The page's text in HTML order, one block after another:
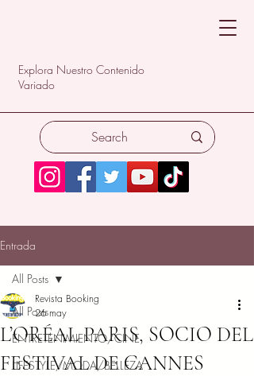
Explora Nuestro Contenido
Variado
Entrada
All Posts
ENTRETENIMIENTO/CINE
LIFESTYLE/MODA/BELLEZA
All Posts
L’ORÉAL PARIS, SOCIO DEL
FESTIVAL DE CANNES
Revista Booking
26 may